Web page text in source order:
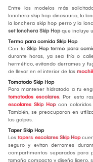
Entre los modelos más
lonchera skip hop dinosaurio, la
la lonchera skip hop perro y la
set lonchera Skip Hopque incluye
Termo para comida Skip Hop
Con la Skip Hop termo para
durante horas, ya sea fría o
hermético, evitando derrames y
de llevar en el interior de las
Tomatodo Skip Hop
Para mantener hidratado a tu
tomatodos escolares. Por esta
escolares Skip Hopcon coloridos
También, se preocuparon en
los golpes.
Taper Skip Hop
Los tapers escolares Skip Hop
seguro y evitan derrames
compartimentos separados para
tamaño compacto y diseño ligero,